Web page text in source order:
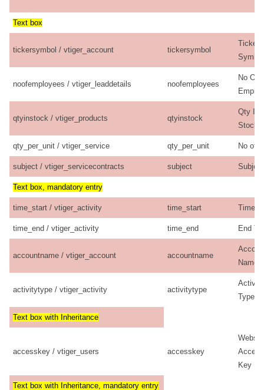
Text box
tickersymbol / vtiger_account tickersymbol
Ticker
Symbol
noofemployees / vtiger_leaddetails noofemployees
No Of
qtyinstock / vtiger_products qtyinstock
Qty In
Stock
qty_per_unit / vtiger_service qty_per_unit No of
subject / vtiger_servicecontracts subject Subject
Text box, mandatory entry
time_start / vtiger_activity time_start Time
time_end / vtiger_activity time_end End
accountname / vtiger_account accountname
Name
activitytype / vtiger_activity activitytype
Activtiy
Type
Text box with Inheritance
accesskey / vtiger_users accesskey
Access
Key
Text box with Inheritance, mandatory entry